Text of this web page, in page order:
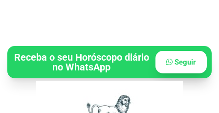
Receba o seu Horóscopo diário
no WhatsApp
Seguir